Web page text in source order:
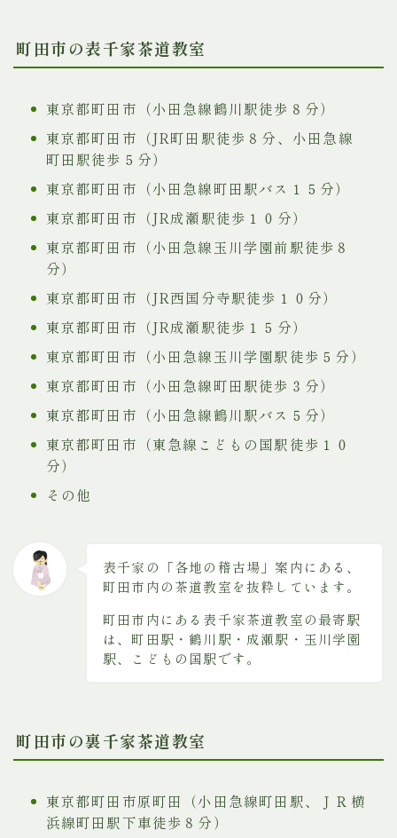
町田市の表千家茶道教室
東京都町田市（小田急線鶴川駅徒歩８分）
東京都町田市（JR町田駅徒歩８分、小田急線
町田駅徒歩５分）
東京都町田市（小田急線町田駅バス１５分）
東京都町田市（JR成瀬駅徒歩１０分）
東京都町田市（小田急線玉川学園前駅徒歩８
分）
東京都町田市（JR西国分寺駅徒歩１０分）
東京都町田市（JR成瀬駅徒歩１５分）
東京都町田市（小田急線玉川学園駅徒歩５分）
東京都町田市（小田急線町田駅徒歩３分）
東京都町田市（小田急線鶴川駅バス５分）
東京都町田市（東急線こどもの国駅徒歩１０
分）
その他
表千家の「各地の稽古場」案内にある、
町田市内の茶道教室を抜粋しています。
町田市内にある表千家茶道教室の最寄駅
は、町田駅・鶴川駅・成瀬駅・玉川学園
駅、こどもの国駅です。
町田市の裏千家茶道教室
東京都町田市原町田（小田急線町田駅、ＪＲ横
浜線町田駅下車徒歩８分）